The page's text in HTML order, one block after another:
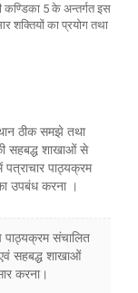
कण्डिका 5 के अन्तर्गत इस
शक्तियों का प्रयोग तथा
ठीक समझे तथा
सहबद्ध शाखाओं से
पाठ्यक्रम
उपबंध करना ।
संचालित
सहबद्ध शाखाओं
करना।